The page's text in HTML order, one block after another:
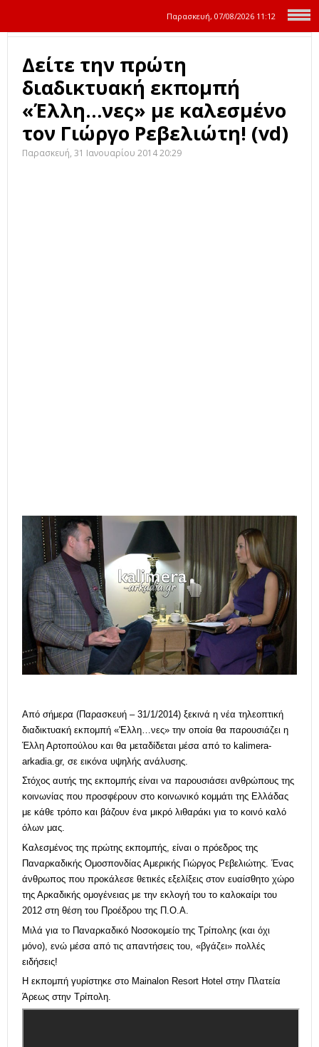
Παρασκευή, 07/08/2026 11:12
Δείτε την πρώτη
διαδικτυακή εκπομπή
«Έλλη…νες» με καλεσμένο
τον Γιώργο Ρεβελιώτη! (vd)
Παρασκευή, 31 Ιανουαρίου 2014 20:29
Από σήμερα (Παρασκευή – 31/1/2014) ξεκινά η νέα τηλεοπτική
διαδικτυακή εκπομπή «'Ελλη…νες» την οποία θα παρουσιάζει η
Έλλη Αρτοπούλου και θα μεταδίδεται μέσα από το kalimera-
arkadia.gr, σε εικόνα υψηλής ανάλυσης.
Στόχος αυτής της εκπομπής είναι να παρουσιάσει ανθρώπους της
κοινωνίας που προσφέρουν στο κοινωνικό κομμάτι της Ελλάδας
με κάθε τρόπο και βάζουν ένα μικρό λιθαράκι για το κοινό καλό
όλων μας.
Καλεσμένος της πρώτης εκπομπής, είναι ο πρόεδρος της
Παναρκαδικής Ομοσπονδίας Αμερικής Γιώργος Ρεβελιώτης. Ένας
άνθρωπος που προκάλεσε θετικές εξελίξεις στον ευαίσθητο χώρο
της Αρκαδικής ομογένειας με την εκλογή του το καλοκαίρι του
2012 στη θέση του Προέδρου της Π.Ο.Α.
Μιλά για το Παναρκαδικό Νοσοκομείο της Τρίπολης (και όχι
μόνο), ενώ μέσα από τις απαντήσεις του, «βγάζει» πολλές
ειδήσεις!
Η εκπομπή γυρίστηκε στο Mainalon Resort Hotel στην Πλατεία
Άρεως στην Τρίπολη.